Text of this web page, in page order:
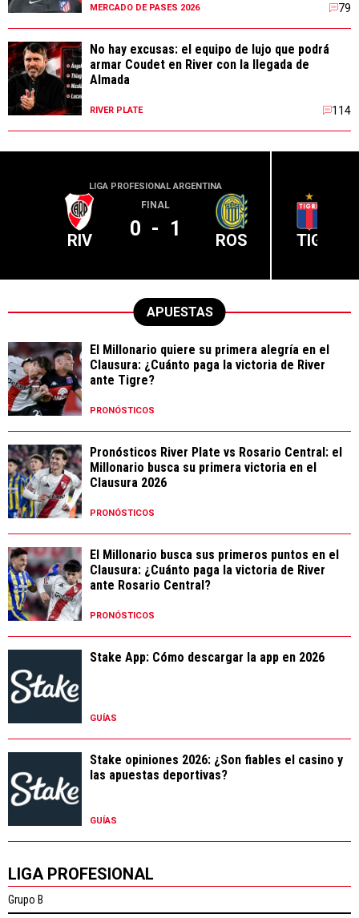
MERCADO DE PASES 2026 79
No hay excusas: el equipo de lujo que podrá
armar Coudet en River con la llegada de
Almada
RIVER PLATE 114
LIGA PROFESIONAL ARGENTINA
RIV
FINAL
0 - 1 ROS TIG
APUESTAS
El Millonario quiere su primera alegría en el
Clausura: ¿Cuánto paga la victoria de River
ante Tigre?
PRONÓSTICOS
Pronósticos River Plate vs Rosario Central: el
Millonario busca su primera victoria en el
Clausura 2026
PRONÓSTICOS
El Millonario busca sus primeros puntos en el
Clausura: ¿Cuánto paga la victoria de River
ante Rosario Central?
PRONÓSTICOS
Stake App: Cómo descargar la app en 2026
GUÍAS
Stake opiniones 2026: ¿Son fiables el casino y
las apuestas deportivas?
GUÍAS
LIGA PROFESIONAL